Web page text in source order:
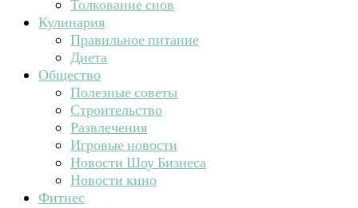
Толкование снов
Кулинария
Правильное питание
Диета
Общество
Полезные советы
Строительство
Развлечения
Игровые новости
Новости Шоу Бизнеса
Новости кино
Фитнес